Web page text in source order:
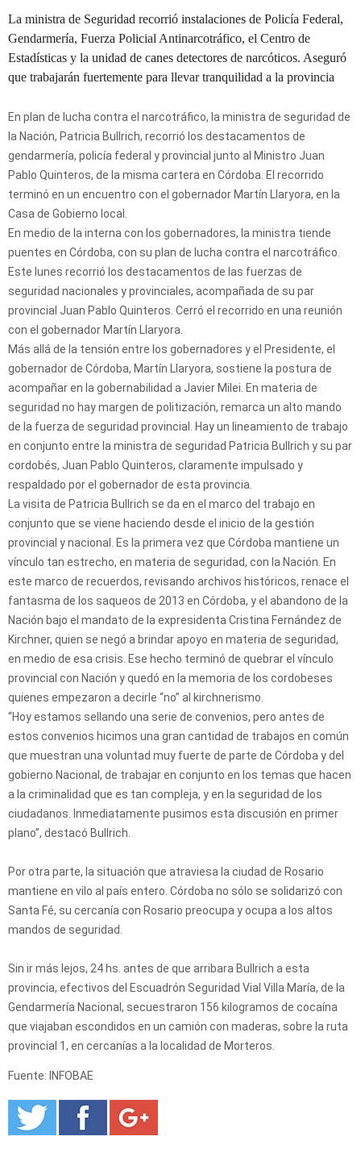
La ministra de Seguridad recorrió instalaciones de Policía Federal,
Gendarmería, Fuerza Policial Antinarcotráfico, el Centro de
Estadísticas y la unidad de canes detectores de narcóticos. Aseguró
que trabajarán fuertemente para llevar tranquilidad a la provincia
En plan de lucha contra el narcotráfico, la ministra de seguridad de
la Nación, Patricia Bullrich, recorrió los destacamentos de
gendarmería, policía federal y provincial junto al Ministro Juan
Pablo Quinteros, de la misma cartera en Córdoba. El recorrido
terminó en un encuentro con el gobernador Martín Llaryora, en la
Casa de Gobierno local.
En medio de la interna con los gobernadores, la ministra tiende
puentes en Córdoba, con su plan de lucha contra el narcotráfico.
Este lunes recorrió los destacamentos de las fuerzas de
seguridad nacionales y provinciales, acompañada de su par
provincial Juan Pablo Quinteros. Cerró el recorrido en una reunión
con el gobernador Martín Llaryora.
Más allá de la tensión entre los gobernadores y el Presidente, el
gobernador de Córdoba, Martín Llaryora, sostiene la postura de
acompañar en la gobernabilidad a Javier Milei. En materia de
seguridad no hay margen de politización, remarca un alto mando
de la fuerza de seguridad provincial. Hay un lineamiento de trabajo
en conjunto entre la ministra de seguridad Patricia Bullrich y su par
cordobés, Juan Pablo Quinteros, claramente impulsado y
respaldado por el gobernador de esta provincia.
La visita de Patricia Bullrich se da en el marco del trabajo en
conjunto que se viene haciendo desde el inicio de la gestión
provincial y nacional. Es la primera vez que Córdoba mantiene un
vínculo tan estrecho, en materia de seguridad, con la Nación. En
este marco de recuerdos, revisando archivos históricos, renace el
fantasma de los saqueos de 2013 en Córdoba, y el abandono de la
Nación bajo el mandato de la expresidenta Cristina Fernández de
Kirchner, quien se negó a brindar apoyo en materia de seguridad,
en medio de esa crisis. Ese hecho terminó de quebrar el vínculo
provincial con Nación y quedó en la memoria de los cordobeses
quienes empezaron a decirle “no” al kirchnerismo.
“Hoy estamos sellando una serie de convenios, pero antes de
estos convenios hicimos una gran cantidad de trabajos en común
que muestran una voluntad muy fuerte de parte de Córdoba y del
gobierno Nacional, de trabajar en conjunto en los temas que hacen
a la criminalidad que es tan compleja, y en la seguridad de los
ciudadanos. Inmediatamente pusimos esta discusión en primer
plano”, destacó Bullrich.
Por otra parte, la situación que atraviesa la ciudad de Rosario
mantiene en vilo al país entero. Córdoba no sólo se solidarizó con
Santa Fé, su cercanía con Rosario preocupa y ocupa a los altos
mandos de seguridad.
Sin ir más lejos, 24 hs. antes de que arribara Bullrich a esta
provincia, efectivos del Escuadrón Seguridad Vial Villa María, de la
Gendarmería Nacional, secuestraron 156 kilogramos de cocaína
que viajaban escondidos en un camión con maderas, sobre la ruta
provincial 1, en cercanías a la localidad de Morteros.
Fuente: INFOBAE